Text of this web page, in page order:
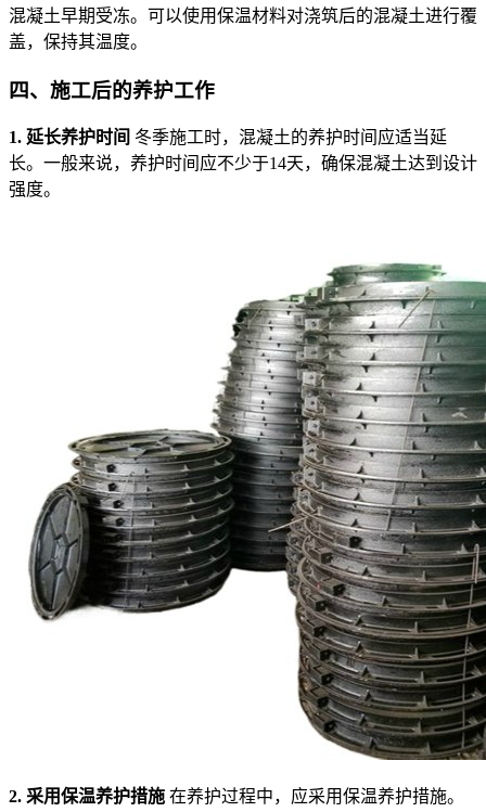
混凝土早期受冻。可以使用保温材料对浇筑后的混凝土进行覆
盖，保持其温度。
四、 施工后的养护工作
1. 延长养护时间 冬季施工时，混凝土的养护时间应适当延
长。一般来说，养护时间应不少于14天，确保混凝土达到设计
强度。
2. 采用保温养护措施 在养护过程中，应采用保温养护措施。